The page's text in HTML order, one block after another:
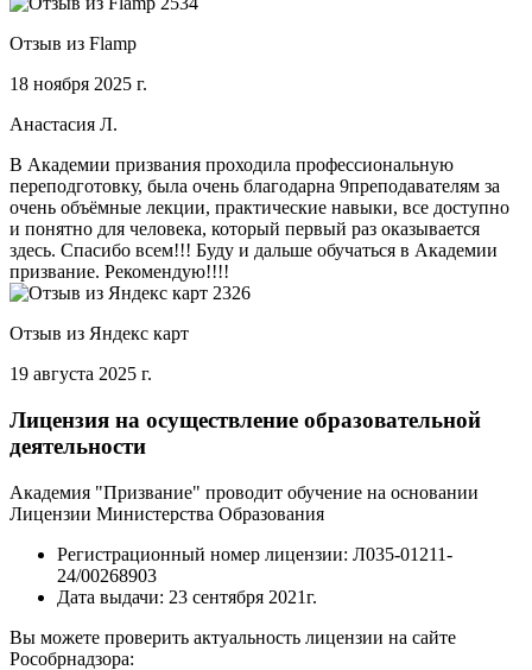
Отзыв из Flamp
18 ноября 2025 г.
Анастасия Л.
В Академии призвания проходила профессиональную
переподготовку, была очень благодарна 9преподавателям за
очень объёмные лекции, практические навыки, все доступно
и понятно для человека, который первый раз оказывается
здесь. Спасибо всем!!! Буду и дальше обучаться в Академии
призвание. Рекомендую!!!!
Отзыв из Яндекс карт
19 августа 2025 г.
Лицензия на осуществление образовательной
деятельности
Академия "Призвание" проводит обучение на основании
Лицензии Министерства Образования
Регистрационный номер лицензии: Л035-01211-
24/00268903
Дата выдачи: 23 сентября 2021г.
Вы можете проверить актуальность лицензии на сайте
Рособрнадзора: